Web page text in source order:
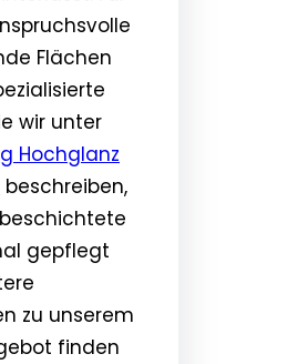
Flächen
wir unter
Hochglanz
beschreiben,
gepflegt
zu unserem
finden